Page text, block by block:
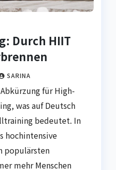
Durch HIIT
SARINA
für High-
was auf Deutsch
bedeutet. In
hochintensive
populärsten
mehr Menschen